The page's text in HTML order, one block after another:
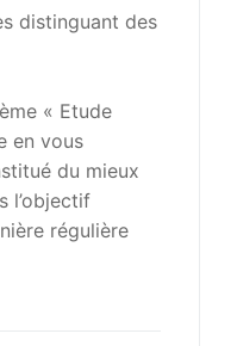
distinguant des
« Etude
en vous
du mieux
l’objectif
régulière